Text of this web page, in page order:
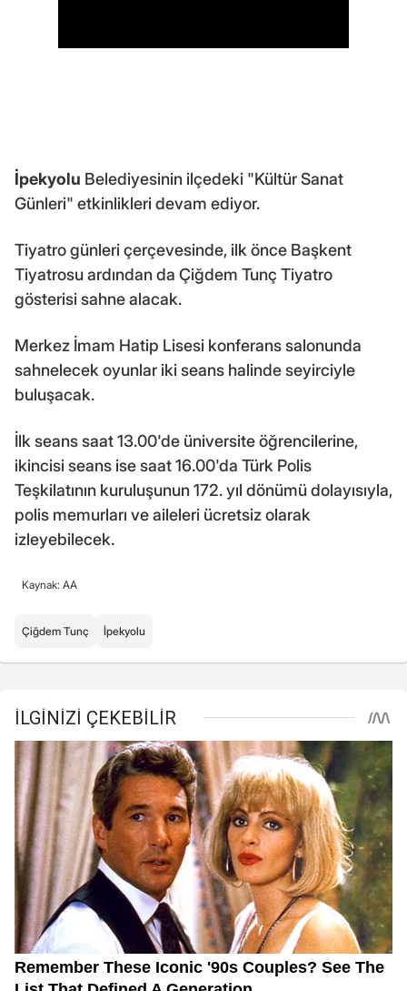
İpekyolu Belediyesinin ilçedeki "Kültür Sanat
Günleri" etkinlikleri devam ediyor.
Tiyatro günleri çerçevesinde, ilk önce Başkent
Tiyatrosu ardından da Çiğdem Tunç Tiyatro
gösterisi sahne alacak.
Merkez İmam Hatip Lisesi konferans salonunda
sahnelecek oyunlar iki seans halinde seyirciyle
buluşacak.
İlk seans saat 13.00'de üniversite öğrencilerine,
ikincisi seans ise saat 16.00'da Türk Polis
Teşkilatının kuruluşunun 172. yıl dönümü dolayısıyla,
polis memurları ve aileleri ücretsiz olarak
izleyebilecek.
Kaynak: AA
Çiğdem Tunç İpekyolu